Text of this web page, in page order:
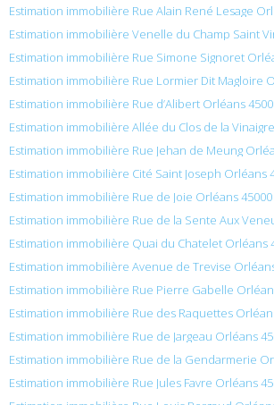
Estimation immobilière Rue Alain René Lesage
Estimation immobilière Venelle du Champ Saint
Estimation immobilière Rue Simone Signoret
Estimation immobilière Rue Lormier Dit Magloire
Estimation immobilière Rue d’Alibert Orléans
Estimation immobilière Allée du Clos de la
Estimation immobilière Rue Jehan de Meung
Estimation immobilière Cité Saint Joseph Orléans
Estimation immobilière Rue de Joie Orléans 45000
Estimation immobilière Rue de la Sente Aux
Estimation immobilière Quai du Chatelet Orléans
Estimation immobilière Avenue de Trevise
Estimation immobilière Rue Pierre Gabelle
Estimation immobilière Rue des Raquettes
Estimation immobilière Rue de Jargeau Orléans
Estimation immobilière Rue de la Gendarmerie
Estimation immobilière Rue Jules Favre Orléans